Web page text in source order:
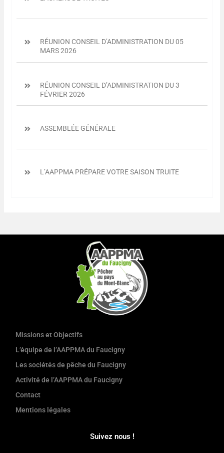
RÉUNION CONSEIL D’ADMINISTRATION DU 05
MARS 2026
RÉUNION CONSEIL D’ADMINISTRATION DU 3
FÉVRIER 2026
ASSEMBLÉE GÉNÉRALE
L’AAPPMA PRÉPARE VOTRE SAISON TRUITE
Missions et Objectifs
L’équipe de l’AAPPMA du Faucigny
Les sociétés de pêche du Faucigny
Activité de l’AAPPMA du Faucigny
Contact
Mentions légales
Suivez nous !